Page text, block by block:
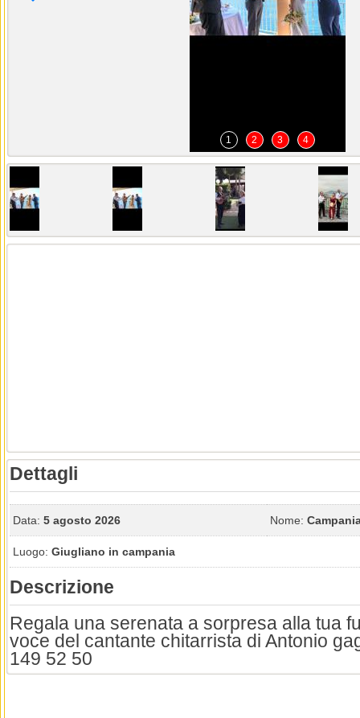
1 2 3 4
Dettagli
Data: 5 agosto 2026 Nome:
Luogo: Giugliano in campania
Descrizione
Regala una serenata a sorpresa alla tua
voce del cantante chitarrista di Antonio
149 52 50